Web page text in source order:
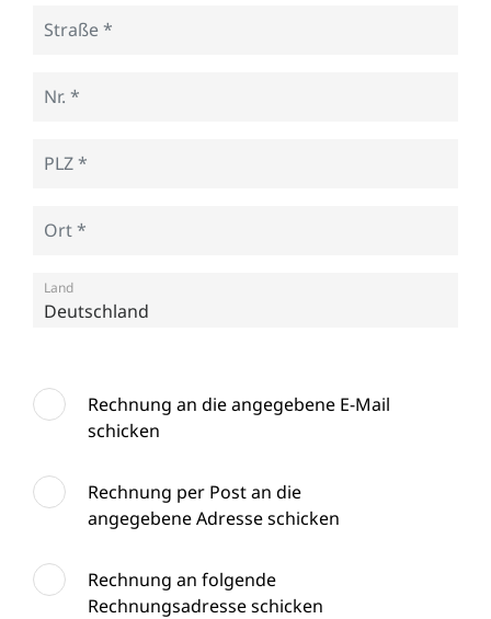
Land
Rechnung an die angegebene E-Mail
schicken
Rechnung per Post an die
angegebene Adresse schicken
Rechnung an folgende
Rechnungsadresse schicken